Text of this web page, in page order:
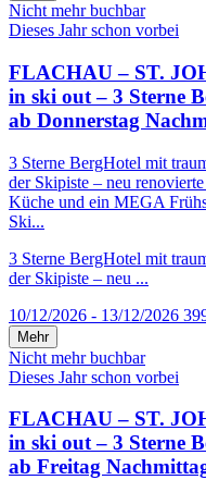
Nicht mehr buchbar
Dieses Jahr schon vorbei
FLACHAU – ST.
in ski out – 3 Sterne
ab Donnerstag
3 Sterne BergHotel mit
der Skipiste – neu
Küche und ein MEGA
Ski...
3 Sterne BergHotel mit
der Skipiste – neu ...
10/12/2026 - 13/12/2026
Mehr
Nicht mehr buchbar
Dieses Jahr schon vorbei
FLACHAU – ST.
in ski out – 3 Sterne
ab Freitag